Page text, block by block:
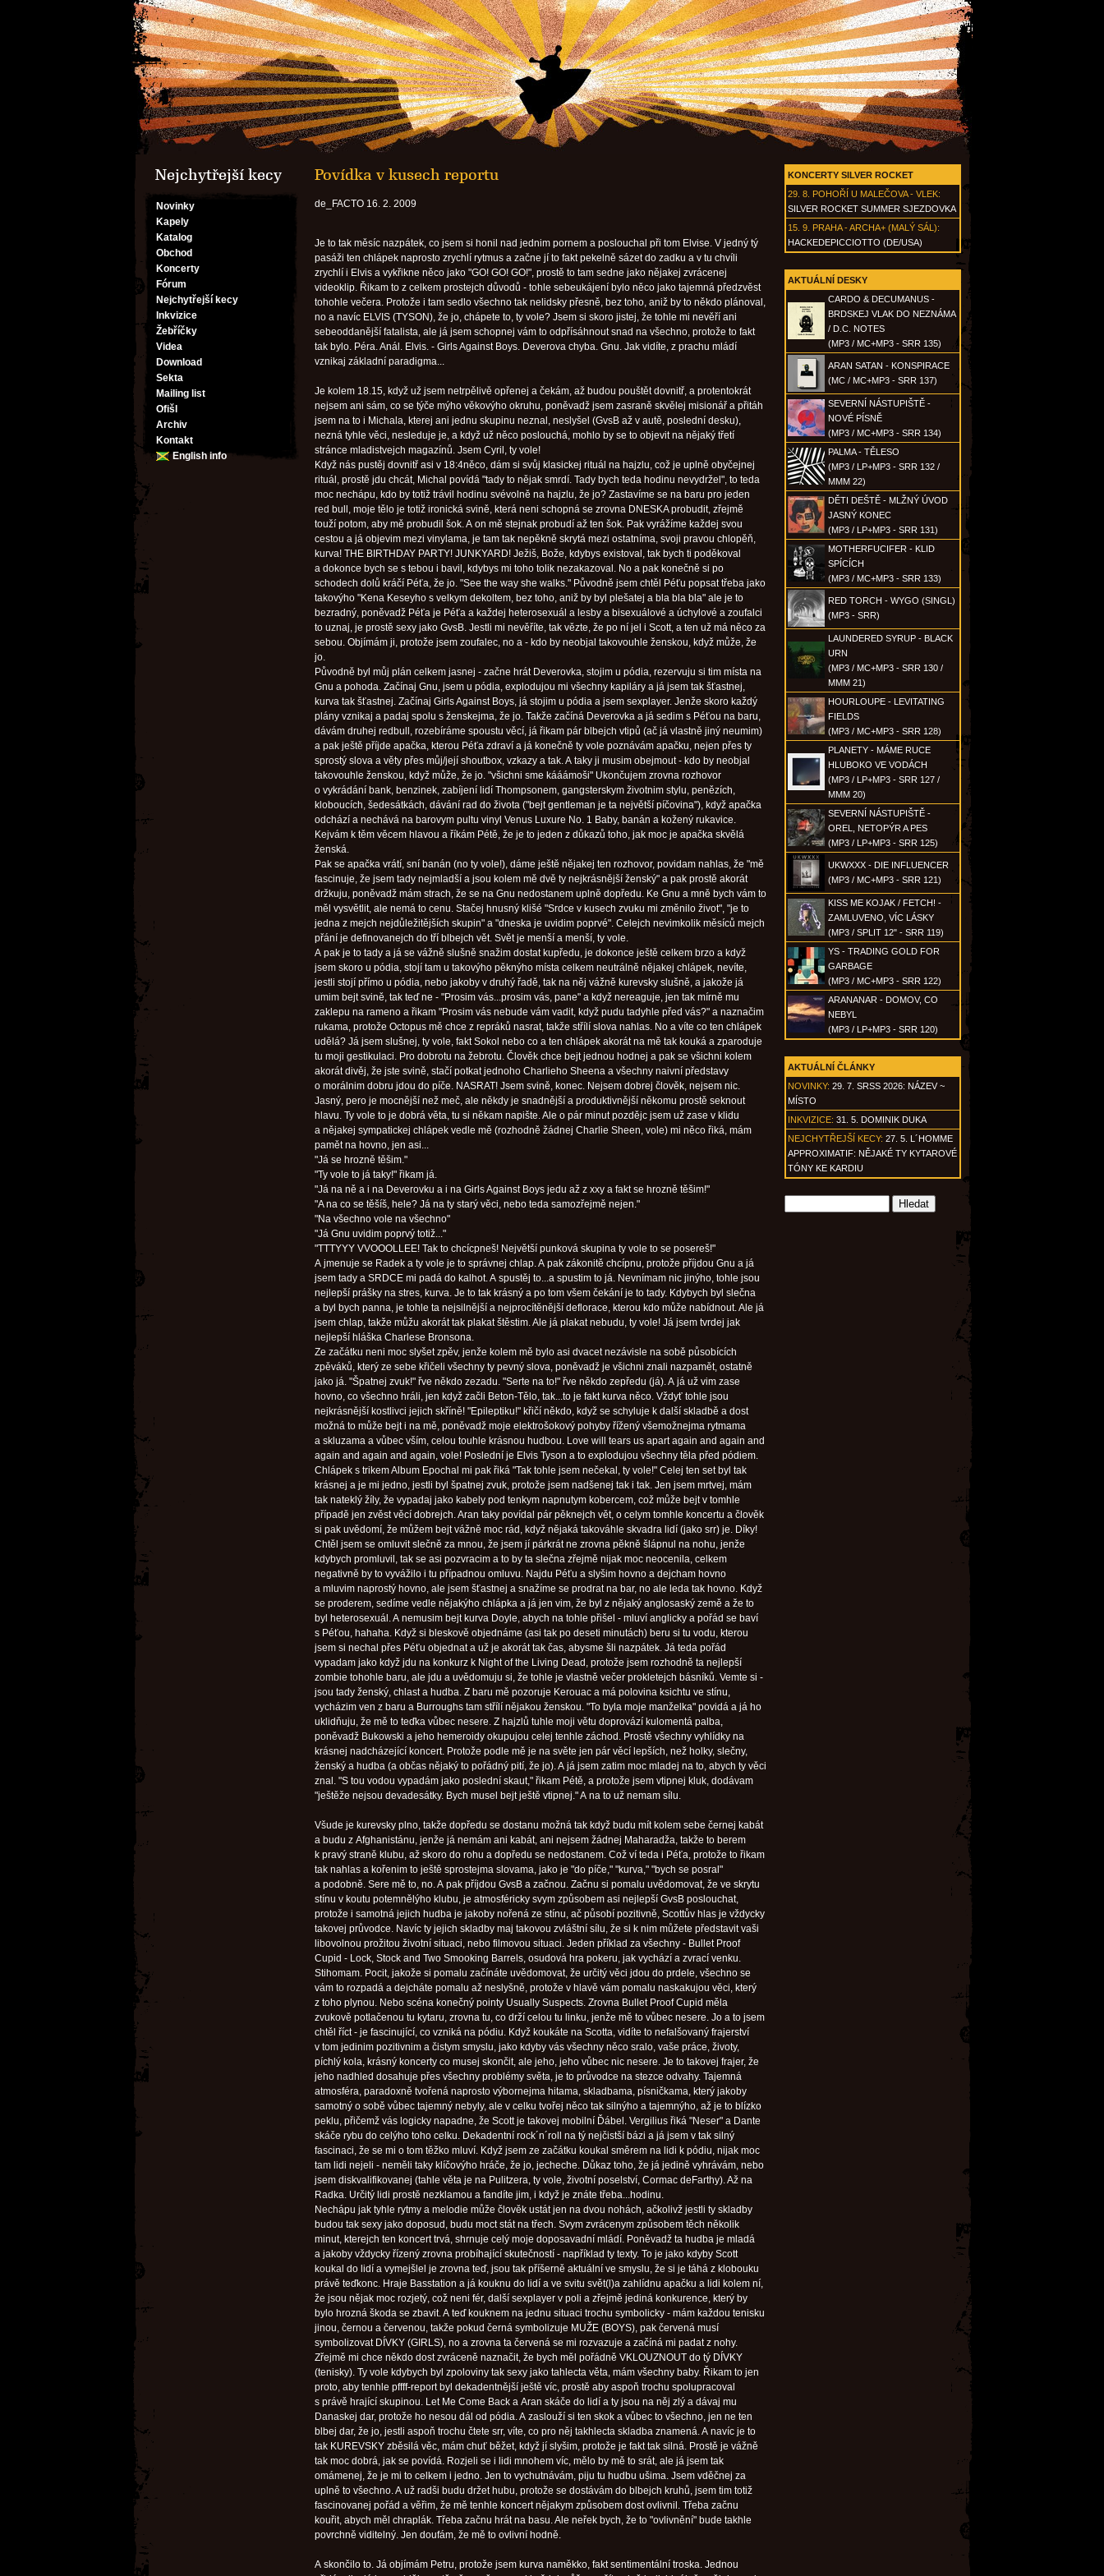
Nejchytřejší kecy
Novinky
Kapely
Katalog
Obchod
Koncerty
Fórum
Nejchytřejší kecy
Inkvizice
Žebříčky
Videa
Download
Sekta
Mailing list
Ofišl
Archiv
Kontakt
English info
KONCERTY SILVER ROCKET
29. 8. POHOŘÍ U MALEČOVA - VLEK:
SILVER ROCKET SUMMER SJEZDOVKA
15. 9. PRAHA - ARCHA+ (MALÝ SÁL):
HACKEDEPICCIOTTO (DE/USA)
AKTUÁLNÍ DESKY
CARDO & DECUMANUS -
BRDSKEJ VLAK DO NEZNÁMA
/ D.C. NOTES
(MP3 / MC+MP3 - SRR 135)
ARAN SATAN - KONSPIRACE
(MC / MC+MP3 - SRR 137)
SEVERNÍ NÁSTUPIŠTĚ -
NOVÉ PÍSNĚ
(MP3 / MC+MP3 - SRR 134)
PALMA - TĚLESO
(MP3 / LP+MP3 - SRR 132 /
MMM 22)
DĚTI DEŠTĚ - MLŽNÝ ÚVOD
JASNÝ KONEC
(MP3 / LP+MP3 - SRR 131)
MOTHERFUCIFER - KLID
SPÍCÍCH
(MP3 / MC+MP3 - SRR 133)
RED TORCH - WYGO (SINGL)
(MP3 - SRR)
LAUNDERED SYRUP - BLACK
URN
(MP3 / MC+MP3 - SRR 130 /
MMM 21)
HOURLOUPE - LEVITATING
FIELDS
(MP3 / MC+MP3 - SRR 128)
PLANETY - MÁME RUCE
HLUBOKO VE VODÁCH
(MP3 / LP+MP3 - SRR 127 /
MMM 20)
SEVERNÍ NÁSTUPIŠTĚ -
OREL, NETOPÝR A PES
(MP3 / LP+MP3 - SRR 125)
UKWXXX - DIE INFLUENCER
(MP3 / MC+MP3 - SRR 121)
KISS ME KOJAK / FETCH! -
ZAMLUVENO, VÍC LÁSKY
(MP3 / SPLIT 12" - SRR 119)
YS - TRADING GOLD FOR
GARBAGE
(MP3 / MC+MP3 - SRR 122)
ARANANAR - DOMOV, CO
NEBYL
(MP3 / LP+MP3 - SRR 120)
AKTUÁLNÍ ČLÁNKY
NOVINKY: 29. 7. SRSS 2026: NÁZEV ~
MÍSTO
INKVIZICE: 31. 5. DOMINIK DUKA
NEJCHYTŘEJŠÍ KECY: 27. 5. L´HOMME
APPROXIMATIF: NĚJAKÉ TY KYTAROVÉ
TÓNY KE KARDIU
Povídka v kusech reportu
de_FACTO 16. 2. 2009
Je to tak měsíc nazpátek, co jsem si honil nad jednim pornem a poslouchal při tom Elvise. V jedný tý
pasáži ten chlápek naprosto zrychlí rytmus a začne jí to fakt pekelně sázet do zadku a v tu chvíli
zrychlí i Elvis a vykřikne něco jako "GO! GO! GO!", prostě to tam sedne jako nějakej zvrácenej
videoklip. Řikam to z celkem prostejch důvodů - tohle sebeukájení bylo něco jako tajemná předzvěst
tohohle večera. Protože i tam sedlo všechno tak nelidsky přesně, bez toho, aniž by to někdo plánoval,
no a navíc ELVIS (TYSON), že jo, chápete to, ty vole? Jsem si skoro jistej, že tohle mi nevěří ani
sebeoddanější fatalista, ale já jsem schopnej vám to odpřísáhnout snad na všechno, protože to fakt
tak bylo. Péra. Anál. Elvis. - Girls Against Boys. Deverova chyba. Gnu. Jak vidíte, z prachu mládí
vznikaj základní paradigma...
Je kolem 18.15, když už jsem netrpělivě opřenej a čekám, až budou pouštět dovnitř, a protentokrát
nejsem ani sám, co se týče mýho věkovýho okruhu, poněvadž jsem zasraně skvělej misionář a přitáh
jsem na to i Michala, kterej ani jednu skupinu neznal, neslyšel (GvsB až v autě, poslední desku),
nezná tyhle věci, nesleduje je, a když už něco poslouchá, mohlo by se to objevit na nějaký třetí
stránce mladistvejch magazínů. Jsem Cyril, ty vole!
Když nás pustěj dovnitř asi v 18:4něco, dám si svůj klasickej rituál na hajzlu, což je uplně obyčejnej
rituál, prostě jdu chcát, Michal povídá "tady to nějak smrdí. Tady bych teda hodinu nevydržel", to teda
moc nechápu, kdo by totiž trávil hodinu svévolně na hajzlu, že jo? Zastavíme se na baru pro jeden
red bull, moje tělo je totiž ironická svině, která neni schopná se zrovna DNESKA probudit, zřejmě
touží potom, aby mě probudil šok. A on mě stejnak probudí až ten šok. Pak vyrážíme každej svou
cestou a já objevim mezi vinylama, je tam tak nepěkně skrytá mezi ostatníma, svoji pravou chlopěň,
kurva! THE BIRTHDAY PARTY! JUNKYARD! Ježiš, Bože, kdybys existoval, tak bych ti poděkoval
a dokonce bych se s tebou i bavil, kdybys mi toho tolik nezakazoval. No a pak konečně si po
schodech dolů kráčí Péťa, že jo. "See the way she walks." Původně jsem chtěl Péťu popsat třeba jako
takovýho "Kena Keseyho s velkym dekoltem, bez toho, aniž by byl plešatej a bla bla bla" ale je to
bezradný, poněvadž Péťa je Péťa a každej heterosexuál a lesby a bisexuálové a úchylové a zoufalci
to uznaj, je prostě sexy jako GvsB. Jestli mi nevěříte, tak vězte, že po ní jel i Scott, a ten už má něco za
sebou. Objímám ji, protože jsem zoufalec, no a - kdo by neobjal takovouhle ženskou, když může, že
jo.
Původně byl můj plán celkem jasnej - začne hrát Deverovka, stojim u pódia, rezervuju si tim místa na
Gnu a pohoda. Začínaj Gnu, jsem u pódia, explodujou mi všechny kapiláry a já jsem tak šťastnej,
kurva tak šťastnej. Začínaj Girls Against Boys, já stojim u pódia a jsem sexplayer. Jenže skoro každý
plány vznikaj a padaj spolu s ženskejma, že jo. Takže začíná Deverovka a já sedim s Péťou na baru,
dávám druhej redbull, rozebíráme spoustu věcí, já řikam pár blbejch vtipů (ač já vlastně jiný neumim)
a pak ještě příjde apačka, kterou Péťa zdraví a já konečně ty vole poznávám apačku, nejen přes ty
sprostý slova a věty přes můj/její shoutbox, vzkazy a tak. A taky ji musim obejmout - kdo by neobjal
takovouhle ženskou, když může, že jo. "všichni sme kááámoši" Ukončujem zrovna rozhovor
o vykrádání bank, benzinek, zabíjení lidí Thompsonem, gangsterskym životnim stylu, penězích,
kloboucích, šedesátkách, dávání rad do života ("bejt gentleman je ta největší píčovina"), když apačka
odchází a nechává na barovym pultu vinyl Venus Luxure No. 1 Baby, banán a kožený rukavice.
Kejvám k těm věcem hlavou a říkám Pétě, že je to jeden z důkazů toho, jak moc je apačka skvělá
ženská.
Pak se apačka vrátí, sní banán (no ty vole!), dáme ještě nějakej ten rozhovor, povidam nahlas, že "mě
fascinuje, že jsem tady nejmladší a jsou kolem mě dvě ty nejkrásnější ženský" a pak prostě akorát
držkuju, poněvadž mám strach, že se na Gnu nedostanem uplně dopředu. Ke Gnu a mně bych vám to
měl vysvětlit, ale nemá to cenu. Stačej hnusný klišé "Srdce v kusech zvuku mi změnilo život", "je to
jedna z mejch nejdůležitějších skupin" a "dneska je uvidim poprvé". Celejch nevimkolik měsíců mejch
přání je definovanejch do tří blbejch vět. Svět je menší a menší, ty vole.
A pak je to tady a já se vážně slušně snažim dostat kupředu, je dokonce ještě celkem brzo a když
jsem skoro u pódia, stojí tam u takovýho pěknýho místa celkem neutrálně nějakej chlápek, nevíte,
jestli stojí přímo u pódia, nebo jakoby v druhý řadě, tak na něj vážně kurevsky slušně, a jakože já
umim bejt svině, tak teď ne - "Prosim vás...prosim vás, pane" a když nereaguje, jen tak mírně mu
zaklepu na rameno a řikam "Prosim vás nebude vám vadit, když pudu tadyhle před vás?" a naznačim
rukama, protože Octopus mě chce z repráků nasrat, takže střílí slova nahlas. No a víte co ten chlápek
udělá? Já jsem slušnej, ty vole, fakt Sokol nebo co a ten chlápek akorát na mě tak kouká a zparoduje
tu moji gestikulaci. Pro dobrotu na žebrotu. Člověk chce bejt jednou hodnej a pak se všichni kolem
akorát divěj, že jste svině, stačí potkat jednoho Charlieho Sheena a všechny naivní představy
o morálnim dobru jdou do píče. NASRAT! Jsem svině, konec. Nejsem dobrej člověk, nejsem nic.
Jasný, pero je mocnější než meč, ale někdy je snadnější a produktivnější někomu prostě seknout
hlavu. Ty vole to je dobrá věta, tu si někam napište. Ale o pár minut pozdějc jsem už zase v klidu
a nějakej sympatickej chlápek vedle mě (rozhodně žádnej Charlie Sheen, vole) mi něco řiká, mám
pamět na hovno, jen asi...
"Já se hrozně těšim."
"Ty vole to já taky!" řikam já.
"Já na ně a i na Deverovku a i na Girls Against Boys jedu až z xxy a fakt se hrozně těšim!"
"A na co se těšíš, hele? Já na ty starý věci, nebo teda samozřejmě nejen."
"Na všechno vole na všechno"
"Já Gnu uvidim poprvý totiž..."
"TTTYYY VVOOOLLEE! Tak to chcícpneš! Největší punková skupina ty vole to se posereš!"
A jmenuje se Radek a ty vole je to správnej chlap. A pak zákonitě chcípnu, protože příjdou Gnu a já
jsem tady a SRDCE mi padá do kalhot. A spustěj to...a spustim to já. Nevnímam nic jinýho, tohle jsou
nejlepší prášky na stres, kurva. Je to tak krásný a po tom všem čekání je to tady. Kdybych byl slečna
a byl bych panna, je tohle ta nejsilnější a nejprocítěnější deflorace, kterou kdo může nabídnout. Ale já
jsem chlap, takže můžu akorát tak plakat štěstim. Ale já plakat nebudu, ty vole! Já jsem tvrdej jak
nejlepší hláška Charlese Bronsona.
Ze začátku neni moc slyšet zpěv, jenže kolem mě bylo asi dvacet nezávisle na sobě působících
zpěváků, který ze sebe křičeli všechny ty pevný slova, poněvadž je všichni znali nazpamět, ostatně
jako já. "Špatnej zvuk!" řve někdo zezadu. "Serte na to!" řve někdo zepředu (já). A já už vim zase
hovno, co všechno hráli, jen když začli Beton-Tělo, tak...to je fakt kurva něco. Vždyť tohle jsou
nejkrásnější kostlivci jejich skříně! "Epileptiku!" křičí někdo, když se schyluje k další skladbě a dost
možná to může bejt i na mě, poněvadž moje elektrošokový pohyby řížený všemožnejma rytmama
a skluzama a vůbec vším, celou touhle krásnou hudbou. Love will tears us apart again and again and
again and again and again, vole! Poslední je Elvis Tyson a to explodujou všechny těla před pódiem.
Chlápek s trikem Album Epochal mi pak řiká "Tak tohle jsem nečekal, ty vole!" Celej ten set byl tak
krásnej a je mi jedno, jestli byl špatnej zvuk, protože jsem nadšenej tak i tak. Jen jsem mrtvej, mám
tak nateklý žíly, že vypadaj jako kabely pod tenkym napnutym kobercem, což může bejt v tomhle
případě jen zvěst věcí dobrejch. Aran taky povídal pár pěknejch vět, o celym tomhle koncertu a člověk
si pak uvědomí, že můžem bejt vážně moc rád, když nějaká takováhle skvadra lidí (jako srr) je. Díky!
Chtěl jsem se omluvit slečně za mnou, že jsem jí párkrát ne zrovna pěkně šlápnul na nohu, jenže
kdybych promluvil, tak se asi pozvracim a to by ta slečna zřejmě nijak moc neocenila, celkem
negativně by to vyvážilo i tu případnou omluvu. Najdu Péťu a slyšim hovno a dejcham hovno
a mluvim naprostý hovno, ale jsem šťastnej a snažíme se prodrat na bar, no ale leda tak hovno. Když
se proderem, sedíme vedle nějakýho chlápka a já jen vim, že byl z nějaký anglosaský země a že to
byl heterosexuál. A nemusim bejt kurva Doyle, abych na tohle přišel - mluví anglicky a pořád se baví
s Péťou, hahaha. Když si bleskově objednáme (asi tak po deseti minutách) beru si tu vodu, kterou
jsem si nechal přes Péťu objednat a už je akorát tak čas, abysme šli nazpátek. Já teda pořád
vypadam jako když jdu na konkurz k Night of the Living Dead, protože jsem rozhodně ta nejlepší
zombie tohohle baru, ale jdu a uvědomuju si, že tohle je vlastně večer prokletejch básníků. Vemte si -
jsou tady ženský, chlast a hudba. Z baru mě pozoruje Kerouac a má polovina ksichtu ve stínu,
vycházim ven z baru a Burroughs tam střílí nějakou ženskou. "To byla moje manželka" povidá a já ho
uklidňuju, že mě to teďka vůbec nesere. Z hajzlů tuhle moji větu doprovází kulomentá palba,
poněvadž Bukowski a jeho hemeroidy okupujou celej tenhle záchod. Prostě všechny vyhlídky na
krásnej nadcházející koncert. Protože podle mě je na světe jen pár věcí lepších, než holky, slečny,
ženský a hudba (a občas nějaký to pořádný pití, že jo). A já jsem zatim moc mladej na to, abych ty věci
znal. "S tou vodou vypadám jako poslední skaut," řikam Pétě, a protože jsem vtipnej kluk, dodávam
"ještěže nejsou devadesátky. Bych musel bejt ještě vtipnej." A na to už nemam sílu.
Všude je kurevsky plno, takže dopředu se dostanu možná tak když budu mít kolem sebe černej kabát
a budu z Afghanistánu, jenže já nemám ani kabát, ani nejsem žádnej Maharadža, takže to berem
k pravý straně klubu, až skoro do rohu a dopředu se nedostanem. Což ví teda i Péťa, protože to řikam
tak nahlas a kořenim to ještě sprostejma slovama, jako je "do píče," "kurva," "bych se posral"
a podobně. Sere mě to, no. A pak příjdou GvsB a začnou. Začnu si pomalu uvědomovat, že ve skrytu
stínu v koutu potemnělýho klubu, je atmosféricky svym způsobem asi nejlepší GvsB poslouchat,
protože i samotná jejich hudba je jakoby nořená ze stínu, ač působí pozitivně, Scottův hlas je vždycky
takovej průvodce. Navíc ty jejich skladby maj takovou zvláštní sílu, že si k nim můžete představit vaši
libovolnou prožitou životní situaci, nebo filmovou situaci. Jeden příklad za všechny - Bullet Proof
Cupid - Lock, Stock and Two Smooking Barrels, osudová hra pokeru, jak vychází a zvrací venku.
Stihomam. Pocit, jakože si pomalu začínáte uvědomovat, že určitý věci jdou do prdele, všechno se
vám to rozpadá a dejcháte pomalu až neslyšně, protože v hlavě vám pomalu naskakujou věci, který
z toho plynou. Nebo scéna konečný pointy Usually Suspects. Zrovna Bullet Proof Cupid měla
zvukově potlačenou tu kytaru, zrovna tu, co drží celou tu linku, jenže mě to vůbec nesere. Jo a to jsem
chtěl říct - je fascinující, co vzniká na pódiu. Když koukáte na Scotta, vidíte to nefalšovaný frajerství
v tom jedinim pozitivnim a čistym smyslu, jako kdyby vás všechny něco sralo, vaše práce, životy,
píchlý kola, krásný koncerty co musej skončit, ale jeho, jeho vůbec nic nesere. Je to takovej frajer, že
jeho nadhled dosahuje přes všechny problémy světa, je to průvodce na stezce odvahy. Tajemná
atmosféra, paradoxně tvořená naprosto výbornejma hitama, skladbama, písničkama, který jakoby
samotný o sobě vůbec tajemný nebyly, ale v celku tvořej něco tak silnýho a tajemnýho, až je to blízko
peklu, přičemž vás logicky napadne, že Scott je takovej mobilní Ďábel. Vergilius řiká "Neser" a Dante
skáče rybu do celýho toho celku. Dekadentní rock´n´roll na tý nejčistší bázi a já jsem v tak silný
fascinaci, že se mi o tom těžko mluví. Když jsem ze začátku koukal směrem na lidi k pódiu, nijak moc
tam lidi nejeli - neměli taky klíčovýho hráče, že jo, jecheche. Důkaz toho, že já jedině vyhrávám, nebo
jsem diskvalifikovanej (tahle věta je na Pulitzera, ty vole, životní poselství, Cormac deFarthy). Až na
Radka. Určitý lidi prostě nezklamou a fandíte jim, i když je znáte třeba...hodinu.
Nechápu jak tyhle rytmy a melodie může člověk ustát jen na dvou nohách, ačkolivž jestli ty skladby
budou tak sexy jako doposud, budu moct stát na třech. Svym zvrácenym způsobem těch několik
minut, kterejch ten koncert trvá, shrnuje celý moje doposavadní mládí. Poněvadž ta hudba je mladá
a jakoby vždycky řízený zrovna probíhající skutečností - například ty texty. To je jako kdyby Scott
koukal do lidí a vymejšlel je zrovna teď, jsou tak příšerně aktuální ve smyslu, že si je táhá z klobouku
právě teďkonc. Hraje Basstation a já kouknu do lidí a ve svitu svět(l)a zahlídnu apačku a lidi kolem ní,
že jsou nějak moc rozjetý, což neni fér, další sexplayer v poli a zřejmě jediná konkurence, který by
bylo hrozná škoda se zbavit. A teď kouknem na jednu situaci trochu symbolicky - mám každou tenisku
jinou, černou a červenou, takže pokud černá symbolizuje MUŽE (BOYS), pak červená musí
symbolizovat DÍVKY (GIRLS), no a zrovna ta červená se mi rozvazuje a začíná mi padat z nohy.
Zřejmě mi chce někdo dost zvráceně naznačit, že bych měl pořádně VKLOUZNOUT do tý DÍVKY
(tenisky). Ty vole kdybych byl zpoloviny tak sexy jako tahlecta věta, mám všechny baby. Řikam to jen
proto, aby tenhle pffff-report byl dekadentnější ještě víc, prostě aby aspoň trochu spolupracoval
s právě hrající skupinou. Let Me Come Back a Aran skáče do lidí a ty jsou na něj zlý a dávaj mu
Danaskej dar, protože ho nesou dál od pódia. A zaslouží si ten skok a vůbec to všechno, jen ne ten
blbej dar, že jo, jestli aspoň trochu čtete srr, víte, co pro něj takhlecta skladba znamená. A navíc je to
tak KUREVSKY zběsilá věc, mám chuť běžet, když jí slyšim, protože je fakt tak silná. Prostě je vážně
tak moc dobrá, jak se povídá. Rozjeli se i lidi mnohem víc, mělo by mě to srát, ale já jsem tak
omámenej, že je mi to celkem i jedno. Jen to vychutnávám, piju tu hudbu ušima. Jsem vděčnej za
uplně to všechno. A už radši budu držet hubu, protože se dostávám do blbejch kruhů, jsem tim totiž
fascinovanej pořád a věřim, že mě tenhle koncert nějakym způsobem dost ovlivnil. Třeba začnu
kouřit, abych měl chraplák. Třeba začnu hrát na basu. Ale neřek bych, že to "ovlivnění" bude takhle
povrchně viditelný. Jen doufám, že mě to ovlivní hodně.
A skončilo to. Já objímám Petru, protože jsem kurva naměkko, fakt sentimentální troska. Jednou